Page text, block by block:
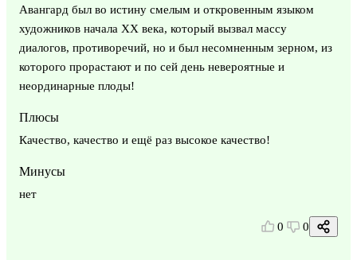
Авангард был во истину смелым и откровенным языком
художников начала ХХ века, который вызвал массу
диалогов, противоречий, но и был несомненным зерном, из
которого прорастают и по сей день невероятные и
неординарные плоды!
Плюсы
Качество, качество и ещё раз высокое качество!
Минусы
нет
0 0